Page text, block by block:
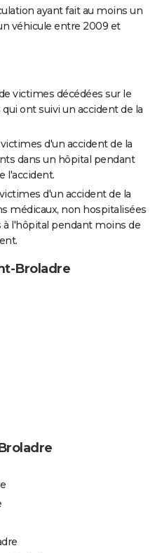
ayant fait au moins un
véhicule entre 2009 et
victimes décédées sur le
ont suivi un accident de la
d'un accident de la
dans un hôpital pendant
l'accident.
d'un accident de la
médicaux, non hospitalisées
l'hôpital pendant moins de
Broladre